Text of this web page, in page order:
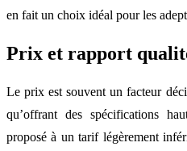
en fait un choix idéal pour les
Prix et rapport
Le prix est souvent un facteur
qu’offrant des spécifications
proposé à un tarif légèrement